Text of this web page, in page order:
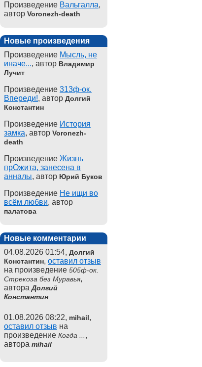
Произведение Вальгалла,
автор Voronezh-death
Новые произведения
Произведение Мысль, не
иначе..., автор Владимир
Лучит
Произведение 313ф-ок.
Впереди!, автор Долгий
Константин
Произведение История
замка, автор Voronezh-
death
Произведение Жизнь
прОжита, занесена в
анналы, автор Юрий Буков
Произведение Не ищи во
всём любви, автор
палатова
Новые комментарии
04.08.2026 01:54, Долгий
Константин, оставил отзыв
на произведение 505ф-ок.
Стрекоза без Муравья,
автораДолгий
Константин
01.08.2026 08:22, mihail,
оставил отзыв на
произведение Когда ... ,
автора mihail